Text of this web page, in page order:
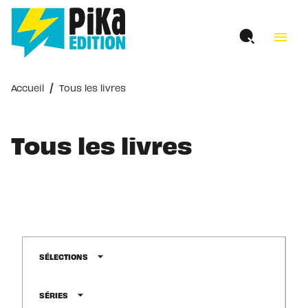
MENU RECHERCHE
PIED DE PAGE
menu
Accueil / Tous les livres
Tous les livres
SÉLECTIONS arrow_drop_down
SÉRIES arrow_drop_down